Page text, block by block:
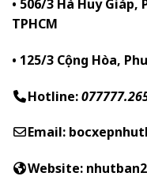
• 506/3 Hà Huy
TPHCM
• 125/3 Cộng Hòa,
Hotline:
Email:
Website: